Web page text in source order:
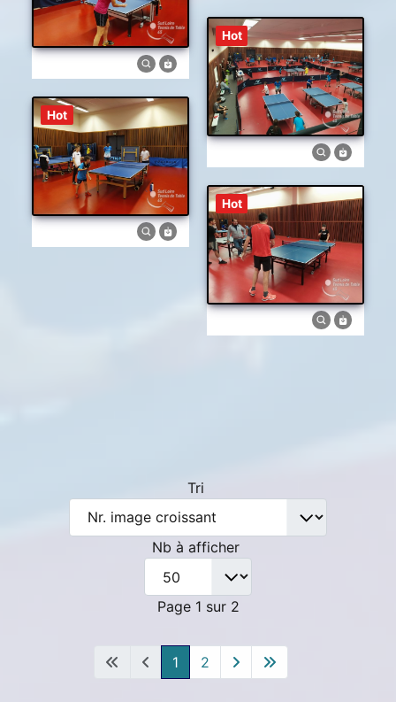
Hot
Hot
Hot
Tri
Nb à afficher
Page 1 sur 2
1 2